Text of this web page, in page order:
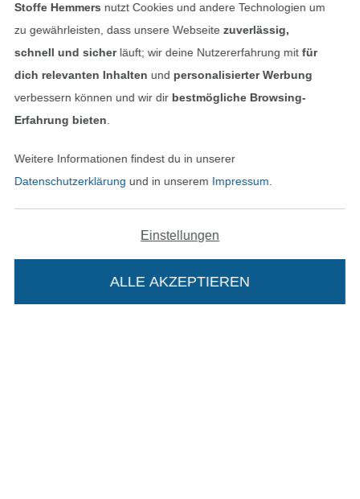
In deinen Warenkorb
AGB
Widerrufsrecht
Kontakt
In den deutschen Shop wechseln (aktuell
Stoffe Hemmers nutzt Cookies und andere Technologien um
zu gewährleisten, dass unsere Webseite zuverlässig,
schnell und sicherläuft; wir deine Nutzererfahrung mitfür
dich relevanten Inhalten und personalisierter Werbung
verbessern können und wir dir bestmögliche Browsing-
Erfahrung bieten
Weitere Informationen findest du in unserer
Datenschutzerklärung und in unserem Impressum
Einstellungen
ALLE AKZEPTIEREN